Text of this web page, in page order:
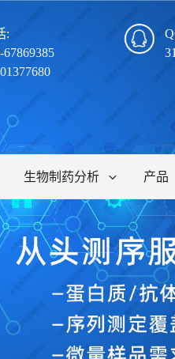
:
67869385
生物制药分析 产品